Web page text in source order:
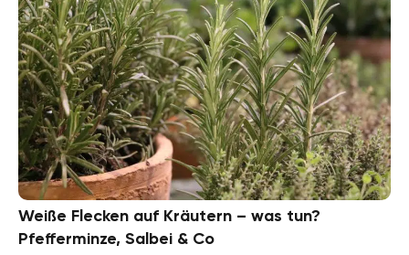
Weiße Flecken auf Kräutern – was tun?
Pfefferminze, Salbei & Co